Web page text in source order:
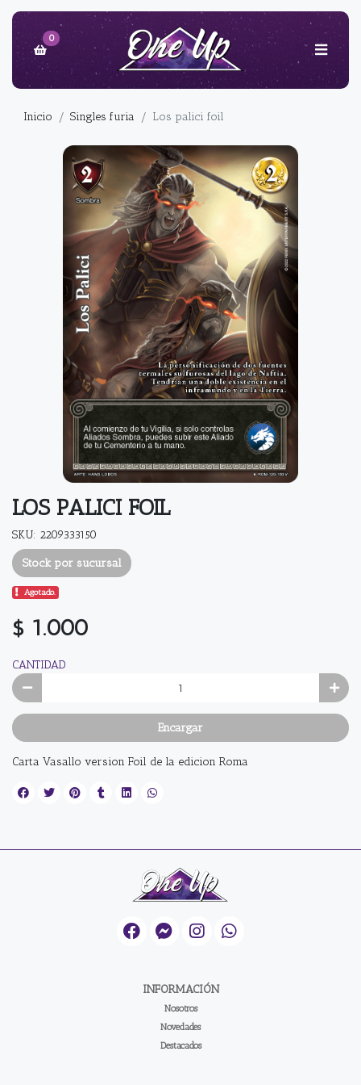
0
Inicio Singles furia Los palici foil
LOS PALICI FOIL
SKU: 2209333150
Stock por sucursal
Agotado.
$ 1.000
CANTIDAD
Encargar
Carta Vasallo version Foil de la edicion Roma
INFORMACIÓN
Nosotros
Novedades
Destacados